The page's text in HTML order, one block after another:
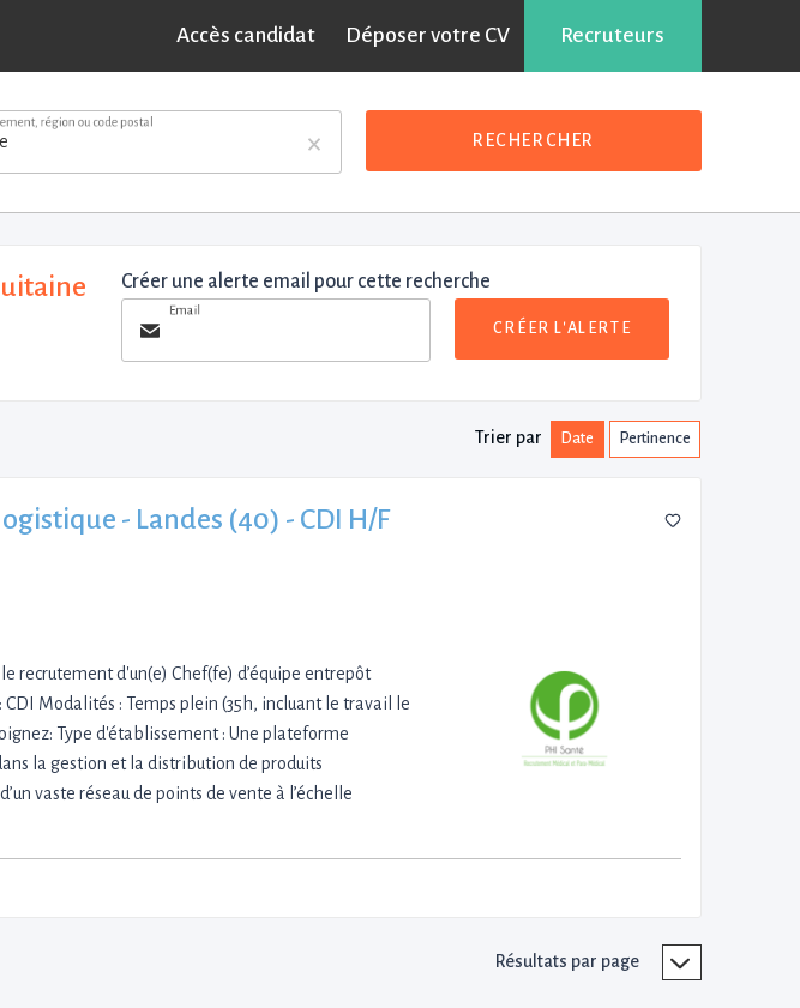
Accès candidat Déposer votre CV Recruteurs
×
région ou code postal
RECHERCHER
Créer une alerte email pour cette recherche
Email
CRÉER L'ALERTE
Trier par Date Pertinence
- Landes (40) - CDI H/F
recrutement d'un(e) Chef(fe) d’équipe entrepôt
Modalités : Temps plein (35h, incluant le travail le
Type d'établissement : Une plateforme
la gestion et la distribution de produits
vaste réseau de points de vente à l’échelle
Résultats par page